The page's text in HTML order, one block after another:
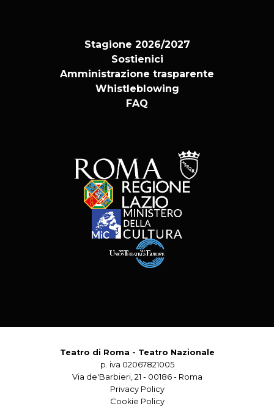
Stagione 2026/2027
Sostienici
Amministrazione trasparente
Whistleblowing
FAQ
Teatro di Roma - Teatro Nazionale
p. iva 02067821005
Via de'Barbieri, 21 - 00186 - Roma
Privacy Policy
Cookie Policy